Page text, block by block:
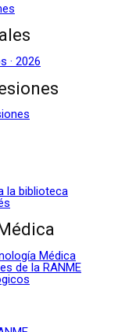
· 2026
la biblioteca
Médica
de la RANME